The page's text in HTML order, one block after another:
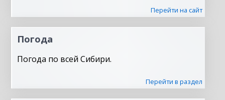
Перейти на сайт
Погода
Погода по всей Сибири.
Перейти в раздел